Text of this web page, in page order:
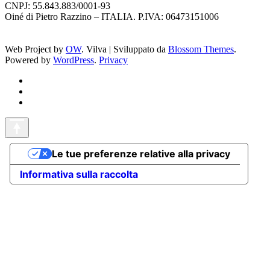
CNPJ: 55.843.883/0001-93
Oiné di Pietro Razzino – ITALIA. P.IVA: 06473151006
Web Project by OW. Vilva | Sviluppato da Blossom Themes.
Powered by WordPress. Privacy
Informativa sulla raccolta
Le tue preferenze relative alla privacy